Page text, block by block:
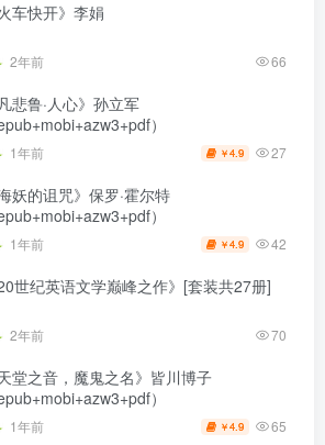
火车快开》李娟
2年前 66
凡悲鲁·人心》孙立军
epub+mobi+azw3+pdf）
1年前 ￥4.9 27
海妖的诅咒》保罗·霍尔特
epub+mobi+azw3+pdf）
1年前 ￥4.9 42
20世纪英语文学巅峰之作》[套装共27册]
2年前 70
天堂之音，魔鬼之名》皆川博子
epub+mobi+azw3+pdf）
1年前 ￥4.9 65